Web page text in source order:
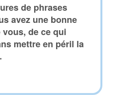
de phrases
avez une bonne
de ce qui
mettre en péril la